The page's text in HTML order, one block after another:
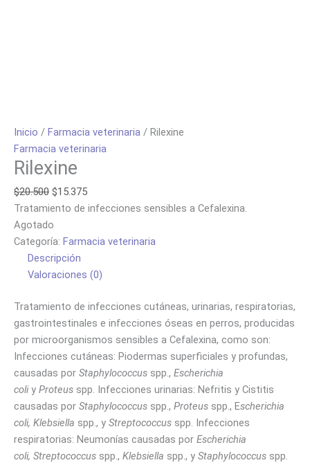
Inicio / Farmacia veterinaria / Rilexine
Farmacia veterinaria
Rilexine
$20.500 $15.375
Tratamiento de infecciones sensibles a Cefalexina.
Agotado
Categoría: Farmacia veterinaria
Descripción
Valoraciones (0)
Tratamiento de infecciones cutáneas, urinarias, respiratorias,
gastrointestinales e infecciones óseas en perros, producidas
por microorganismos sensibles a Cefalexina, como son:
Infecciones cutáneas: Piodermas superficiales y profundas,
causadas por Staphylococcus spp., Escherichia
coliy Proteus spp. Infecciones urinarias: Nefritis y Cistitis
causadas por Staphylococcus spp., Proteus spp., Escherichia
coli, Klebsiella spp., y Streptococcus spp. Infecciones
respiratorias: Neumonías causadas por Escherichia
coli, Streptococcus spp., Klebsiella spp., y Staphylococcus spp.